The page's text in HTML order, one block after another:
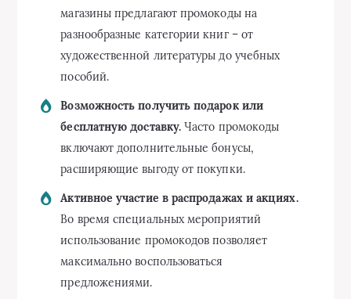
магазины предлагают промокоды на
разнообразные категории книг – от
художественной литературы до учебных
пособий.
Возможность получить подарок или
бесплатную доставку. Часто промокоды
включают дополнительные бонусы,
расширяющие выгоду от покупки.
Активное участие в распродажах и акциях.
Во время специальных мероприятий
использование промокодов позволяет
максимально воспользоваться
предложениями.